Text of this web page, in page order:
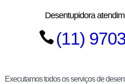
Desentupidora
(11)
Executamos todos os serviços de